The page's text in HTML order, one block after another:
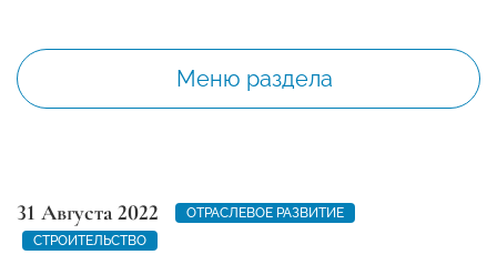
Меню раздела
31 Августа 2022
ОТРАСЛЕВОЕ РАЗВИТИЕ
СТРОИТЕЛЬСТВО